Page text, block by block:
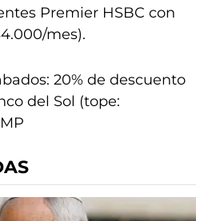
Premier HSBC con
mes).
20% de descuento
del Sol (tope: